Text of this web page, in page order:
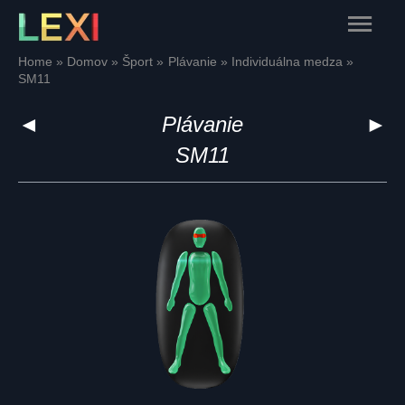
Skip
content
Main
Menu
Home Domov Šport Plávanie
Individuálna medza
SM11
◄ ►
Plávanie
SM11